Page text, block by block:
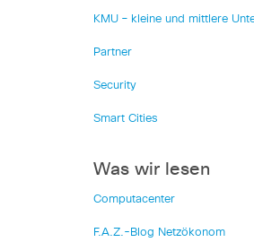
KMU – kleine und mittlere
Partner
Security
Smart Cities
Was wir lesen
Computacenter
F.A.Z.-Blog Netzökonom